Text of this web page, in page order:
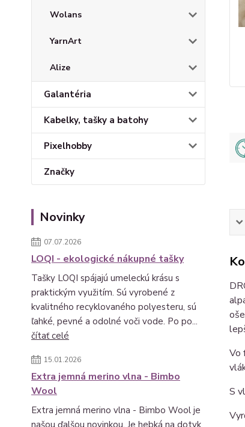
Wolans
YarnArt
Alize
Galantéria
Kabelky, tašky a batohy
Pixelhobby
Značky
Novinky
07.07.2026
LOQI - ekologické nákupné tašky
Tašky LOQI spájajú umeleckú krásu s
praktickým využitím. Sú vyrobené z
kvalitného recyklovaného polyesteru, sú
ľahké, pevné a odolné voči vode. Po po...
čítať celé
15.01.2026
Extra jemná merino vlna - Bimbo
Wool
Extra jemná merino vlna - Bimbo Wool je
našou ďalšou novinkou. Je hebká na dotyk
Vo
S